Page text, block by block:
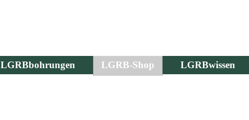
LGRBbohrungen LGRB-Shop LGRBwissen